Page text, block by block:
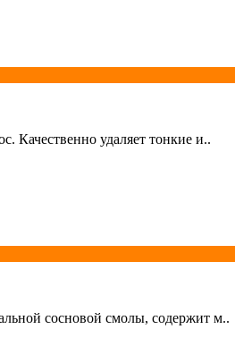
Качественно удаляет тонкие и..
сосновой смолы, содержит м..